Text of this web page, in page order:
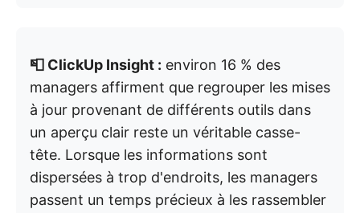
📮 ClickUp Insight : environ 16 % des
managers affirment que regrouper les mises
à jour provenant de différents outils dans
un aperçu clair reste un véritable casse-
tête. Lorsque les informations sont
dispersées à trop d'endroits, les managers
passent un temps précieux à les rassembler